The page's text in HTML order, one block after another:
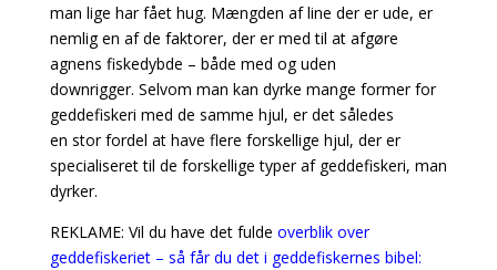
man lige har fået hug. Mængden af line der er ude, er
nemlig en af de faktorer, der er med til at afgøre
agnens fiskedybde – både med og uden
downrigger. Selvom man kan dyrke mange former for
geddefiskeri med de samme hjul, er det således
en stor fordel at have flere forskellige hjul, der er
specialiseret til de forskellige typer af geddefiskeri, man
dyrker.
REKLAME: Vil du have det fulde overblik over
geddefiskeriet – så får du det i geddefiskernes bibel: